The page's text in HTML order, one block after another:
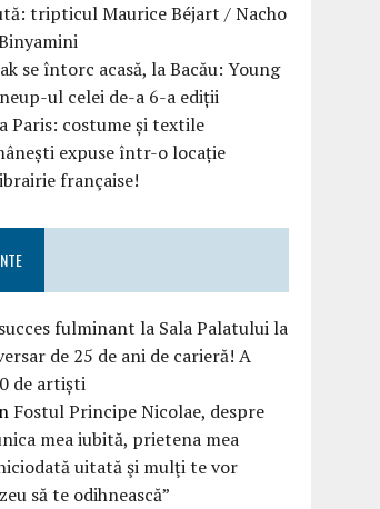
tripticul Maurice Béjart / Nacho
se întorc acasă, la Bacău: Young
ul celei de-a 6-a ediții
Paris: costume și textile
expuse într-o locație
française!
fulminant la Sala Palatului la
de 25 de ani de carieră! A
de artiști
Fostul Principe Nicolae, despre
mea iubită, prietena mea
uitată şi mulţi te vor
să te odihnească”